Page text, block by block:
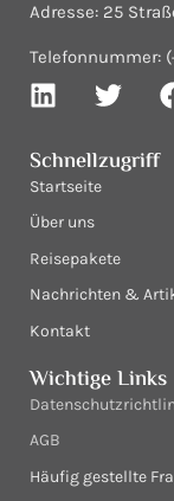
Adresse: 25
Telefonnummer:
Schnellzugriff
Startseite
Über uns
Reisepakete
Nachrichten &
Kontakt
Wichtige Links
AGB
Häufig gestellte